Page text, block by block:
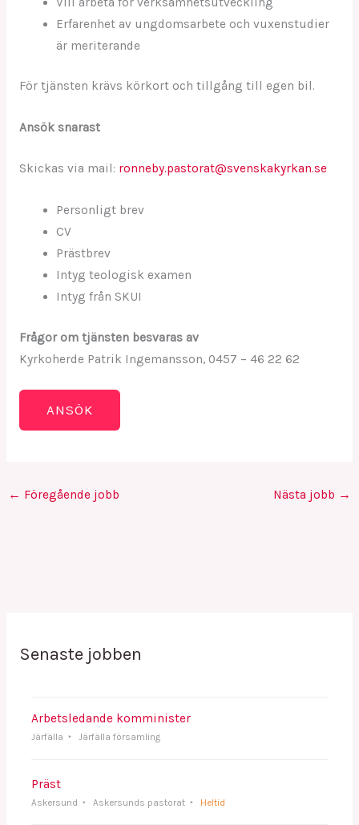
Erfarenhet av ungdomsarbete och vuxenstudier
är meriterande
För tjänsten krävs körkort och tillgång till egen bil.
Ansök snarast
Skickas via mail: ronneby.pastorat@svenskakyrkan.se
Personligt brev
CV
Prästbrev
Intyg teologisk examen
Intyg från SKUI
Frågor om tjänsten besvaras av
Kyrkoherde Patrik Ingemansson, 0457 – 46 22 62
← Föregående jobb Nästa jobb →
Senaste jobben
Arbetsledande komminister
Järfälla Järfälla församling
Präst
Askersund Askersunds pastorat Heltid